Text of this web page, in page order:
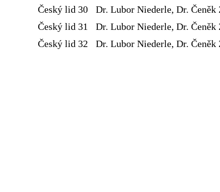
Český lid 30
Dr. Lubor Niederle, Dr. Čeněk
Český lid 31
Dr. Lubor Niederle, Dr. Čeněk
Český lid 32
Dr. Lubor Niederle, Dr. Čeněk